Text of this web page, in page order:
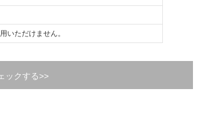
いただけません。
ックする>>